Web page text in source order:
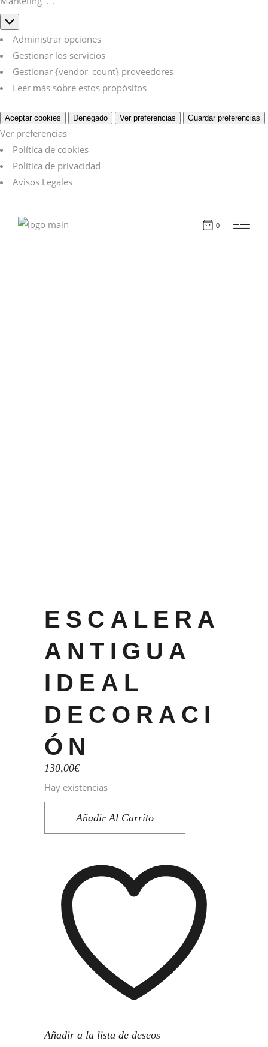
Marketing
Administrar opciones
Gestionar los servicios
Gestionar {vendor_count} proveedores
Leer más sobre estos propósitos
Aceptar cookies Denegado Ver preferencias Guardar preferencias
Ver preferencias
Política de cookies
Política de privacidad
Avisos Legales
0
ESCALERA
ANTIGUA
IDEAL
DECORACI
ÓN
130,00€
Hay existencias
Añadir Al Carrito
Añadir a la lista de deseos